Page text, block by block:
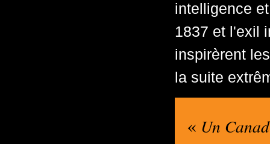
intelligence
1837 et l'exil
inspirèrent
la suite
« Un